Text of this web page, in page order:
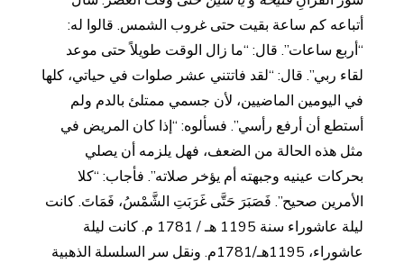
أتباعه كم ساعة بقيت حتى غروب الشمس. قالوا له:
“أربع ساعات”. قال: “ما زال الوقت طويلاً حتى موعد
لقاء ربي”. قال: “لقد فاتتني عشر صلوات في حياتي، كلها
في اليومين الماضيين، لأن جسمي ممتلئ بالدم ولم
أستطع أن أرفع رأسي”. فسألوه: “إذا كان المريض في
مثل هذه الحالة من الضعف، فهل يلزمه أن يصلي
بحركات عينيه وجبهته أم يؤخر صلاته”. فأجاب: “كلا
الأمرين صحيح”. فَصَبَرَ حَتَّى غَرَبَتِ الشَّمْسُ، فَمَاتَ. كانت
ليلة عاشوراء سنة 1195 هـ / 1781 م. كانت ليلة
عاشوراء، 1195هـ/1781م. ونقل سر السلسلة الذهبية